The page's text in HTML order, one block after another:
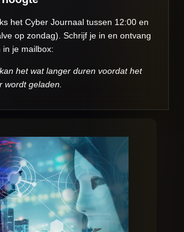
het Cyber Journaal tussen 12:00 en
op zondag). Schrijf je in en ontvang
in je mailbox:
het wat langer duren voordat het
wordt geladen.